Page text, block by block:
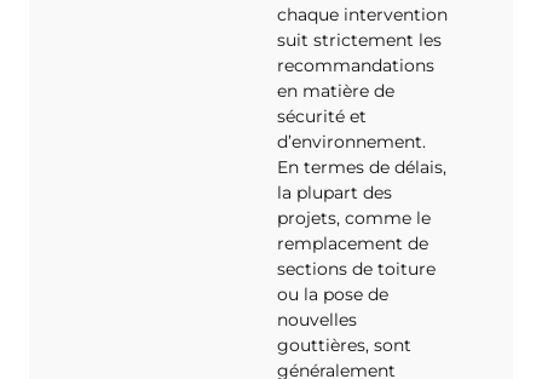
chaque intervention
suit strictement les
recommandations
en matière de
sécurité et
d’environnement.
En termes de délais,
la plupart des
projets, comme le
remplacement de
sections de toiture
ou la pose de
nouvelles
gouttières, sont
généralement